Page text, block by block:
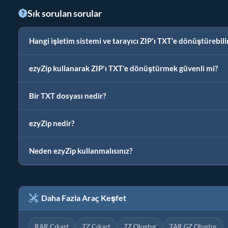
Sık sorulan sorular
Hangi işletim sistemi ve tarayıcı ZIP'ı TXT'e
ezyZip kullanarak ZIP'ı TXT'e dönüştürmek güvenli mi?
Bir TXT dosyası nedir?
ezyZip nedir?
Neden ezyZip kullanmalısınız?
Daha Fazla Araç Keşfet